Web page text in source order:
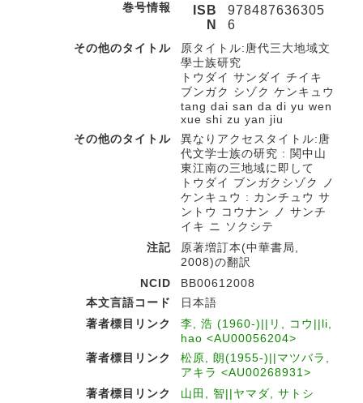
巻号情報
ISB
N
978487636305
6
その他のタイトル
原タイトル:唐代三大地域文
學士族研究
トウダイ サンダイ チイキ
ブンガク シゾク ケンキュウ
tang dai san da di yu wen
xue shi zu yan jiu
その他のタイトル
異なりアクセスタイトル:唐
代文学士族の研究 : 関中山
東江南の三地域に即して
トウダイ ブンガクシゾク ノ
ケンキュウ : カンチュウ サ
ントウ コウナン ノ サンチ
イキ ニ ソクシテ
注記
原著増訂本(中華書局,
2008)の翻訳
NCID
BB00612008
本文言語コード
日本語
著者標目リンク
李, 浩 (1960-)||リ, コウ||li,
hao <AU00056204>
著者標目リンク
松原, 朗(1955-)||マツバラ,
アキラ <AU00268931>
著者標目リンク
山田, 智||ヤマダ, サトシ